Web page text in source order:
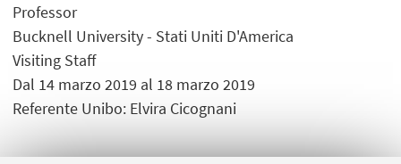
Professor
Bucknell University - Stati Uniti D'America
Visiting Staff
Dal 14 marzo 2019 al 18 marzo 2019
Referente Unibo: Elvira Cicognani